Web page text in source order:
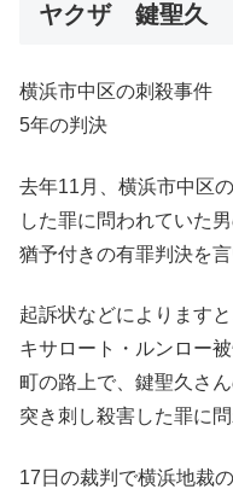
ヤクザ 鍵聖久
横浜市中区の刺殺事件
5年の判決
去年11月、横浜市中区
した罪に問われていた
猶予付きの有罪判決を言
起訴状などによります
キサロート・ルンロー
町の路上で、鍵聖久さ
突き刺し殺害した罪に問
17日の裁判で横浜地裁